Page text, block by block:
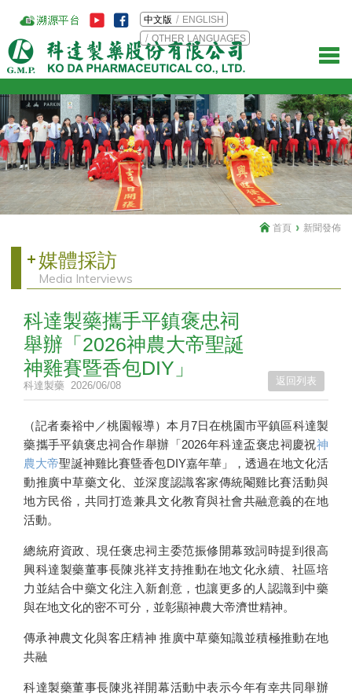
中文版
ENGLISH
OTHER LANGUAGES
媒體採訪
Media Interviews
首頁 新聞發佈
科達製藥攜手平鎮褒忠祠
舉辦「2026神農大帝聖誕
神雞賽暨香包DIY」
科達製藥 2026/06/08 返回列表
（記者秦裕中／桃園報導）本月7日在桃園市平鎮區科達製
藥攜手平鎮褒忠祠合作舉辦「2026年科達盃褒忠祠慶祝神
農大帝聖誕神雞比賽曁香包DIY嘉年華」，透過在地文化活
動推廣中草藥文化、並深度認識客家傳統閹雞比賽活動與
地方民俗，共同打造兼具文化教育與社會共融意義的在地
活動。
總統府資政、現任褒忠祠主委范振修開幕致詞時提到很高
興科達製藥董事長陳兆祥支持推動在地文化永續、社區培
力並結合中藥文化注入新創意，也讓更多的人認識到中藥
與在地文化的密不可分，並彰顯神農大帝濟世精神。
傳承神農文化與客庄精神 推廣中草藥知識並積極推動在地
共融
科達製藥董事長陳兆祥開幕活動中表示今年有幸共同舉辦